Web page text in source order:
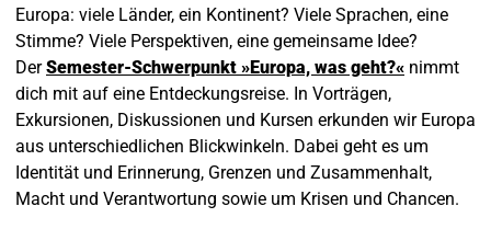
Europa: viele Länder, ein Kontinent? Viele Sprachen, eine
Stimme? Viele Perspektiven, eine gemeinsame Idee?
Der Semester-Schwerpunkt »Europa, was geht?« nimmt
dich mit auf eine Entdeckungsreise. In Vorträgen,
Exkursionen, Diskussionen und Kursen erkunden wir Europa
aus unterschiedlichen Blickwinkeln. Dabei geht es um
Identität und Erinnerung, Grenzen und Zusammenhalt,
Macht und Verantwortung sowie um Krisen und Chancen.